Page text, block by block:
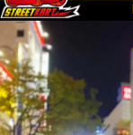
O nas
Dojazd